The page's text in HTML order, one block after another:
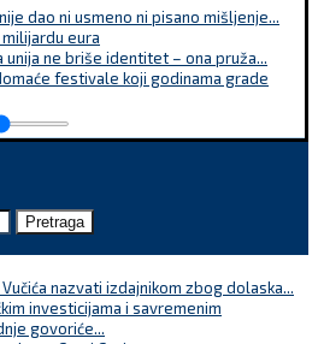
dao ni usmeno ni pisano mišljenje...
eura
unija ne briše identitet – ona pruža...
festivale koji godinama grade
Pretraga
nazvati izdajnikom zbog dolaska...
investicijama i savremenim
govoriće...